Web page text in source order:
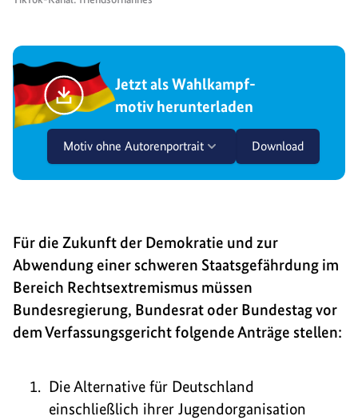
Jetzt als Wahlkampf-
motiv herunterladen
Motiv ohne Autorenportrait Download
Für die Zukunft der Demokratie und zur
Abwendung einer schweren Staatsgefährdung im
Bereich Rechtsextremismus müssen
Bundesregierung, Bundesrat oder Bundestag vor
dem Verfassungsgericht folgende Anträge stellen:
Die Alternative für Deutschland
einschließlich ihrer Jugendorganisation